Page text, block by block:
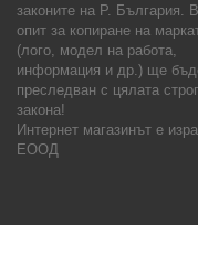
законите на Р. България.
опит за копиране на
(лого, модел на работа,
информация и др.) ще
преследван с цялата
закона!
Интернет магазинът е
ЕООД